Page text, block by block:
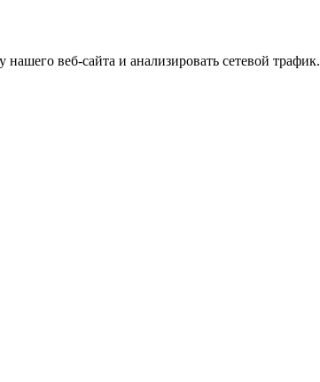
веб-сайта и анализировать сетевой трафик.